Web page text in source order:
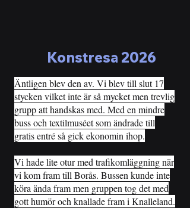
Konstresa 2026
Äntligen blev den av. Vi blev till slut 17
stycken vilket inte är så mycket men trevlig
grupp att handskas med. Med en mindre
buss och textilmuséet som ändrade till
gratis entré så gick ekonomin ihop.
Vi hade lite otur med trafikomläggning när
vi kom fram till Borås. Bussen kunde inte
köra ända fram men gruppen tog det med
gott humör och knallade fram i Knalleland.